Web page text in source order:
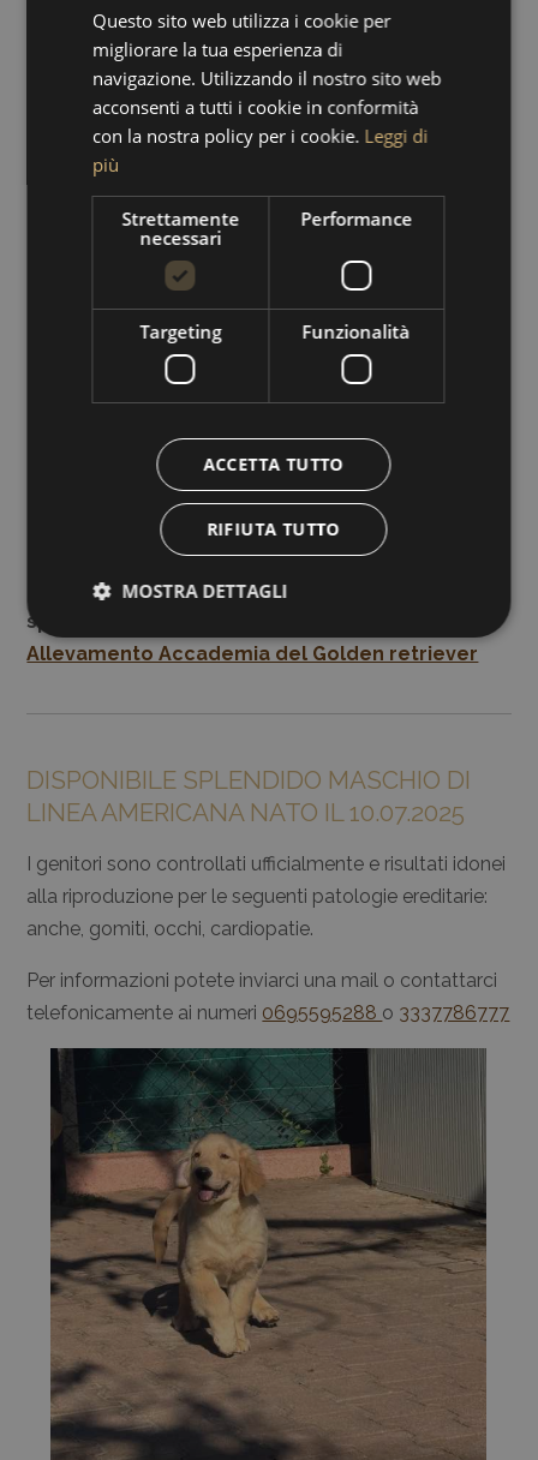
Potete continuare a seguire la crescita di questi
splendidi cuccioli sulla nostra pagina
Allevamento Accademia del Golden retriever
DISPONIBILE SPLENDIDO MASCHIO DI
LINEA AMERICANA NATO IL 10.07.2025
I genitori sono controllati ufficialmente e risultati idonei
alla riproduzione per le seguenti patologie ereditarie:
anche, gomiti, occhi, cardiopatie.
Per informazioni potete inviarci una mail o contattarci
telefonicamente ai numeri 0695595288 o 3337786777
Questo sito web utilizza i cookie per
migliorare la tua esperienza di
navigazione. Utilizzando il nostro sito web
acconsenti a tutti i cookie in conformità
con la nostra policy per i cookie. Leggi di
più
Strettamente
necessari
Performance
Targeting Funzionalità
ACCETTA TUTTO
RIFIUTA TUTTO
MOSTRA DETTAGLI